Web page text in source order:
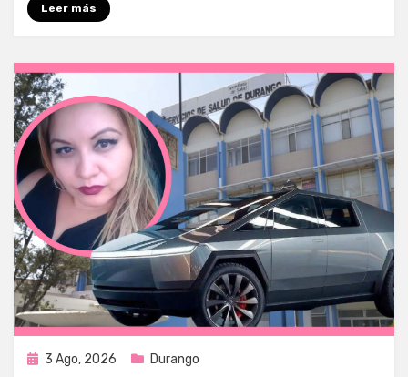
Leer más
Publicada
3 Ago, 2026 Durango